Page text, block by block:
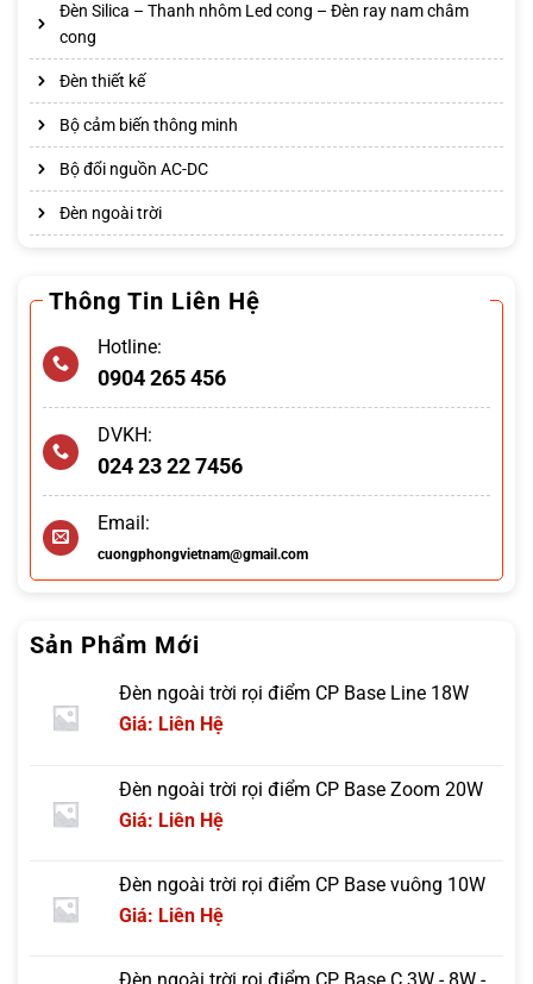
Đèn Silica – Thanh nhôm Led cong – Đèn ray nam châm
cong
Đèn thiết kế
Bộ cảm biến thông minh
Bộ đổi nguồn AC-DC
Đèn ngoài trời
Thông Tin Liên Hệ
Hotline:
0904 265 456
DVKH:
024 23 22 7456
Email:
cuongphongvietnam@gmail.com
Sản Phẩm Mới
Đèn ngoài trời rọi điểm CP Base Line 18W
Giá: Liên Hệ
Đèn ngoài trời rọi điểm CP Base Zoom 20W
Giá: Liên Hệ
Đèn ngoài trời rọi điểm CP Base vuông 10W
Giá: Liên Hệ